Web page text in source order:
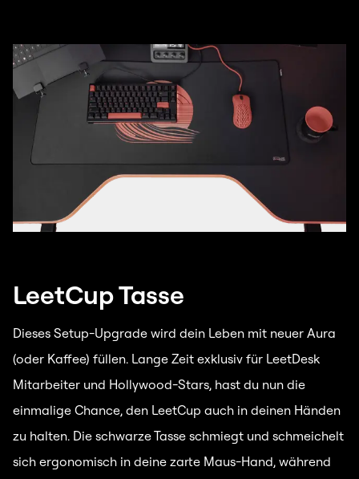
LeetCup Tasse
Dieses Setup-Upgrade wird dein Leben mit neuer Aura
(oder Kaffee) füllen. Lange Zeit exklusiv für LeetDesk
Mitarbeiter und Hollywood-Stars, hast du nun die
einmalige Chance, den LeetCup auch in deinen Händen
zu halten. Die schwarze Tasse schmiegt und schmeichelt
sich ergonomisch in deine zarte Maus-Hand, während